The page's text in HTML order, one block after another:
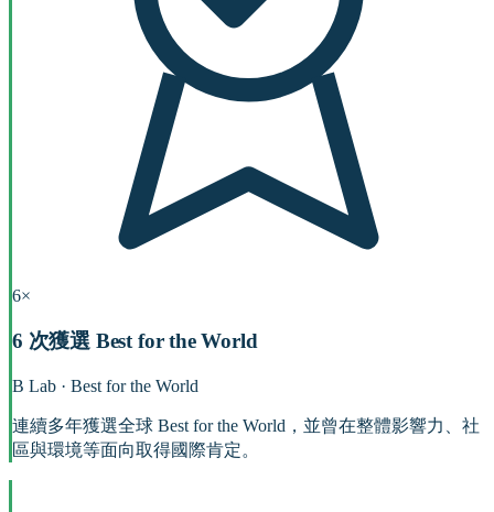
6×
6 次獲選 Best for the World
B Lab · Best for the World
連續多年獲選全球 Best for the World，並曾在整體影響力、社
區與環境等面向取得國際肯定。